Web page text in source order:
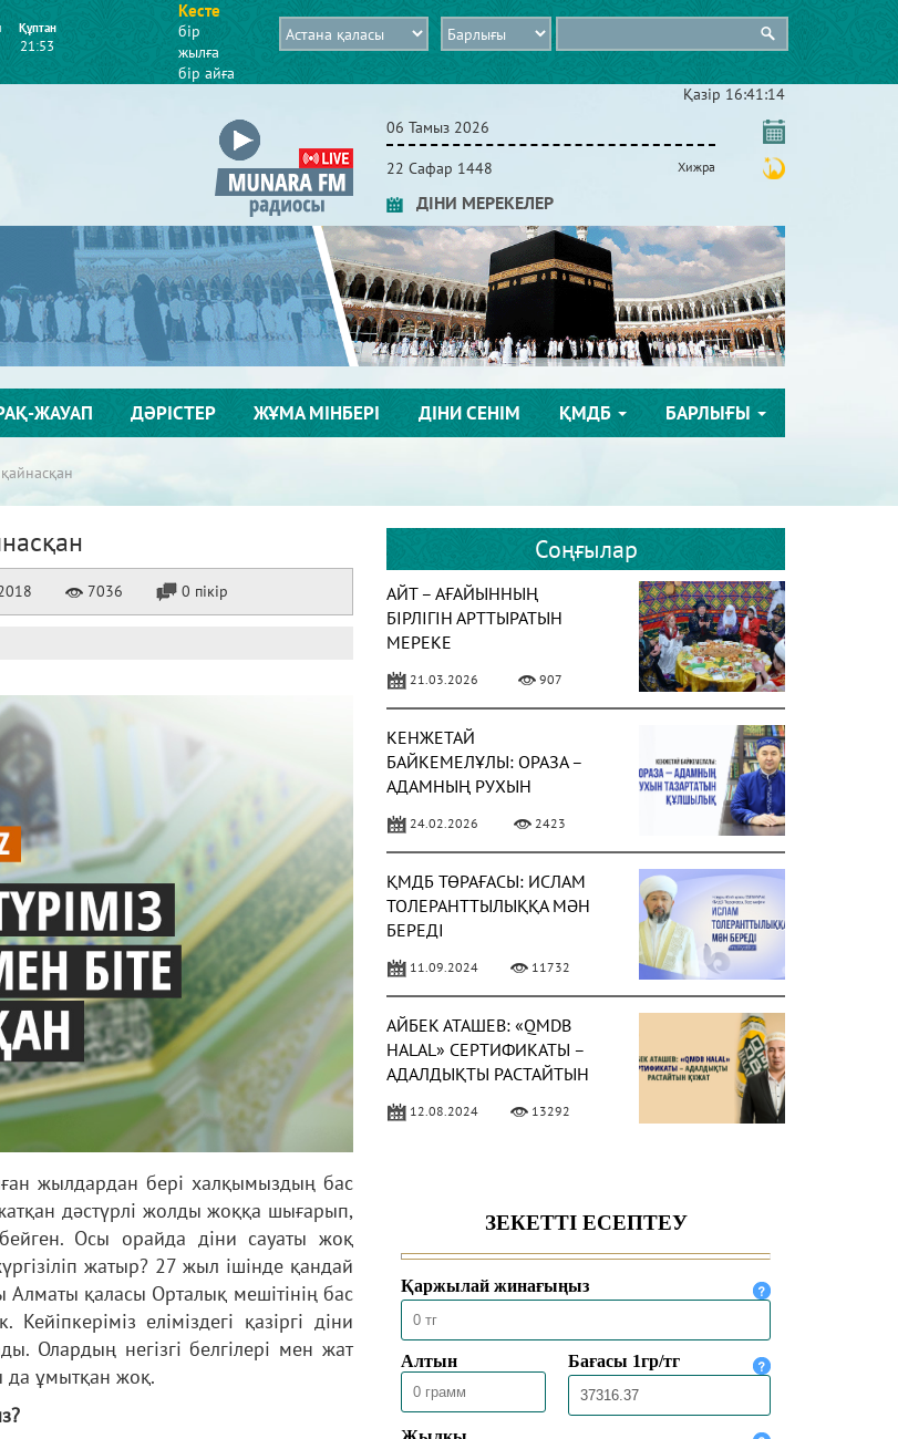
Құптан
21:53
Кесте
бір
жылға
бір айға
Қазір 16:41:15
06 Тамыз 2026
22 Сафар 1448 Хижра
ДІНИ МЕРЕКЕЛЕР
ЖАУАП ДӘРІСТЕР ЖҰМА МІНБЕРІ ДІНИ СЕНІМ ҚМДБ БАРЛЫҒЫ
7036 0 пікір
жылдардан бері халқымыздың бас
дәстүрлі жолды жоққа шығарып,
Осы орайда діни сауаты жоқ
жатыр? 27 жыл ішінде қандай
қаласы Орталық мешітінің бас
еліміздегі қазіргі діни
Олардың негізгі белгілері мен жат
да ұмытқан жоқ.
Соңғылар
АЙТ – АҒАЙЫННЫҢ
БІРЛІГІН АРТТЫРАТЫН
МЕРЕКЕ
21.03.2026 907
КЕНЖЕТАЙ
БАЙКЕМЕЛҰЛЫ: ОРАЗА –
АДАМНЫҢ РУХЫН
24.02.2026 2423
ҚМДБ ТӨРАҒАСЫ: ИСЛАМ
ТОЛЕРАНТТЫЛЫҚҚА МӘН
БЕРЕДІ
11.09.2024 11732
АЙБЕК АТАШЕВ: «QMDB
HALAL» СЕРТИФИКАТЫ –
АДАЛДЫҚТЫ РАСТАЙТЫН
12.08.2024 13292
13.07.2024 13572
ДӘСТҮРЛІ ДІННІҢ УЫЗЫНА
ЖАРЫҒАН ҰРПАҚ ЖАТ
АҒЫМҒА ТӨТЕП БЕРЕ
АЛАДЫ
06.03.2024